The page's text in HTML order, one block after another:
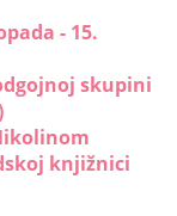
- 15.
skupini
knjižnici